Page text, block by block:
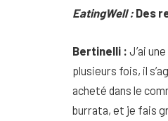
EatingWell : Des
Bertinelli : J’ai
plusieurs fois, il
acheté dans le
burrata, et je fais